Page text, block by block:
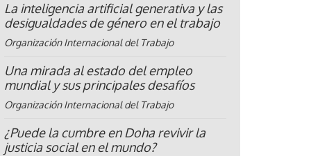
La inteligencia artificial generativa y las
desigualdades de género en el trabajo
Organización Internacional del Trabajo
Una mirada al estado del empleo
mundial y sus principales desafíos
Organización Internacional del Trabajo
¿Puede la cumbre en Doha revivir la
justicia social en el mundo?